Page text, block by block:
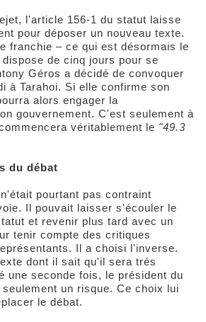
l'article 156-1 du statut laisse
pour déposer un nouveau texte.
franchie – ce qui est désormais le
de cinq jours pour se
Géros a décidé de convoquer
à Tarahoi. Si elle confirme son
alors engager la
gouvernement. C'est seulement à
véritablement le "49.3
du débat
pourtant pas contraint
Il pouvait laisser s'écouler le
et revenir plus tard avec un
tenir compte des critiques
Il a choisi l'inverse.
dont il sait qu'il sera très
une seconde fois, le président du
un risque. Ce choix lui
le débat.